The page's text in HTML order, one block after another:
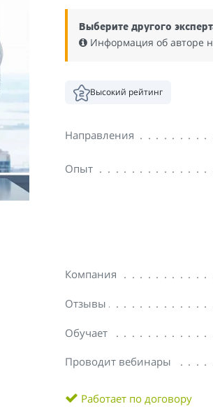
Выберите другого
Информация об авторе
Высокий рейтинг
Направления
Опыт
Компания
Отзывы
Обучает
Проводит вебинары
Работает по договору